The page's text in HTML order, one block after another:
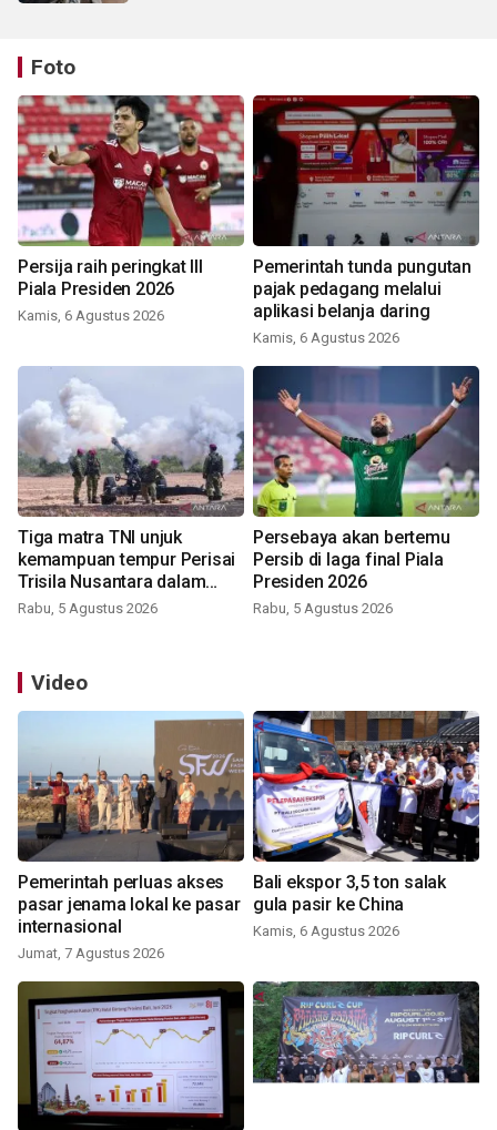
Foto
Persija raih peringkat III
Piala Presiden 2026
Kamis, 6 Agustus 2026
Pemerintah tunda pungutan
pajak pedagang melalui
aplikasi belanja daring
Kamis, 6 Agustus 2026
Tiga matra TNI unjuk
kemampuan tempur Perisai
Trisila Nusantara dalam
latihan di Kepri
Rabu, 5 Agustus 2026
Persebaya akan bertemu
Persib di laga final Piala
Presiden 2026
Rabu, 5 Agustus 2026
Video
Pemerintah perluas akses
pasar jenama lokal ke pasar
internasional
Jumat, 7 Agustus 2026
Bali ekspor 3,5 ton salak
gula pasir ke China
Kamis, 6 Agustus 2026